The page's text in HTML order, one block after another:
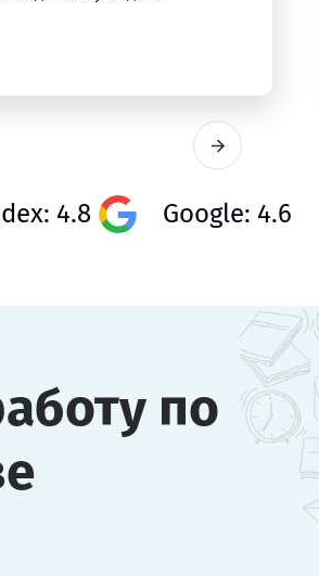
4.8 Google: 4.6
по